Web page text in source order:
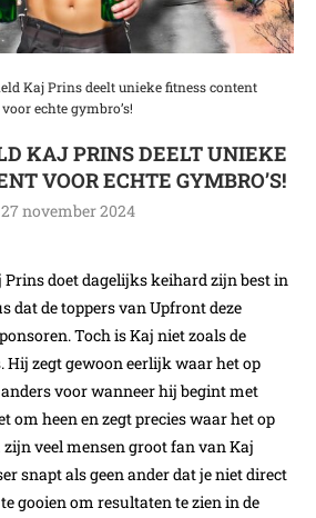
Kaj Prins deelt unieke fitness content
voor echte gymbro’s!
KAJ PRINS DEELT UNIEKE
VOOR ECHTE GYMBRO’S!
27 november 2024
doet dagelijks keihard zijn best in
dat de toppers van Upfront deze
Toch is Kaj niet zoals de
zegt gewoon eerlijk waar het op
voor wanneer hij begint met
om heen en zegt precies waar het op
veel mensen groot fan van Kaj
snapt als geen ander dat je niet direct
gooien om resultaten te zien in de